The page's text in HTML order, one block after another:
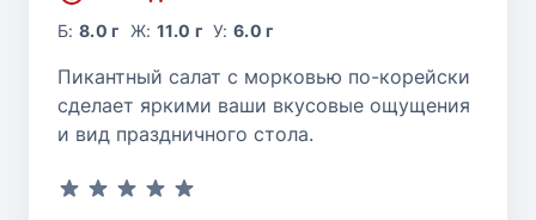
Б:8.0 г Ж: 11.0 г У:6.0 г
Пикантный салат с морковью по-корейски
сделает яркими ваши вкусовые ощущения
и вид праздничного стола.